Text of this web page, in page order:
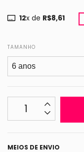
12x de R$8,61
TAMANHO
MEIOS DE ENVIO